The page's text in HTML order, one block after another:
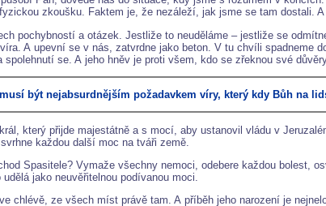
zkoušku. Faktem je, že nezáleží, jak jsme se tam dostali.
pochybností a otázek. Jestliže to neuděláme – jestliže se
A upevní se v nás, zatvrdne jako beton. V tu chvíli spadneme
se. A jeho hněv je proti všem, kdo se zřeknou své
být nejabsurdnějším požadavkem víry, který kdy Bůh na
který přijde majestátně a s mocí, aby ustanovil vládu v
každou další moc na tváři země.
Spasitele? Vymaže všechny nemoci, odebere každou bolest,
jako neuvěřitelnou podívanou moci.
chlévě, ze všech míst právě tam. A příběh jeho narození je